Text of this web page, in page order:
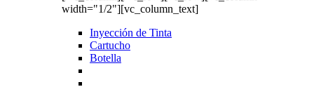
width="1/2"][vc_column_text]
Inyección de Tinta
Cartucho
Botella